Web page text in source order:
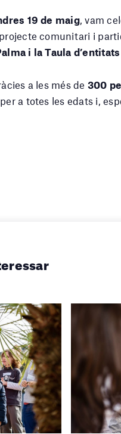
19 de maig, vam
comunitari i
i la Taula
a les més de 300
per a totes les edats i,